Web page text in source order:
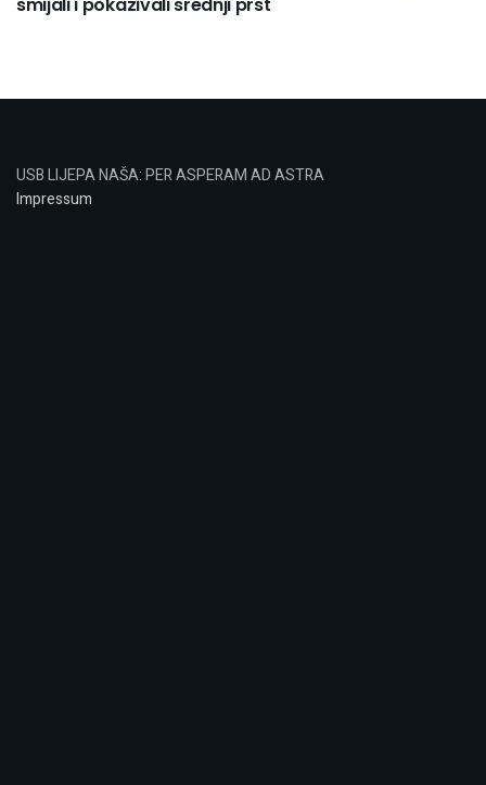
smijali i pokazivali srednji prst
USB LIJEPA NAŠA: PER ASPERAM AD ASTRA
Impressum